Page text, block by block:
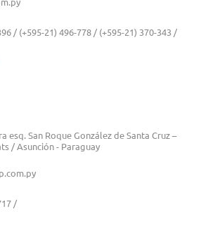
/ (+595-21) 496-778 / (+595-21) 370-343 /
esq. San Roque González de Santa Cruz –
/ Asunción - Paraguay
/